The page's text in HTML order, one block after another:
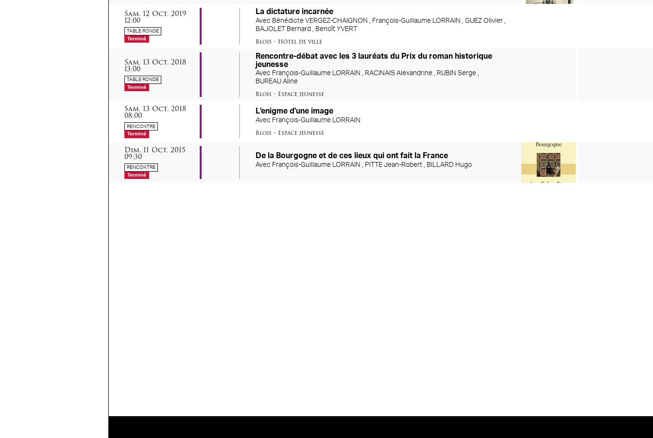
samedi
Sam. 12 octobre
Oct. 2019
12:00
TABLE RONDE
Terminé
La dictature incarnée
Avec Bénédicte VERGEZ-CHAIGNON , François-Guillaume LORRAIN ,GUEZ Olivier ,
BAJOLET Bernard ,
Benoît YVERT
Blois • Hôtel de ville
samedi
Sam. 13 octobre
Oct. 2018
13:00
TABLE RONDE
Terminé
Rencontre-débat avec les 3 lauréats du Prix du roman historique
jeunesse
Avec François-Guillaume LORRAIN , RACINAIS Alexandrine , RUBIN Serge ,
BUREAU Aline
Blois • Espace jeunesse
samedi
Sam. 13 octobre
Oct. 2018
08:00
RENCONTRE
Terminé
L'enigme d'une image
Avec François-Guillaume LORRAIN
Blois • Espace jeunesse
dimanche
Dim. 11 octobre
Oct. 2015
09:30
RENCONTRE
Terminé
De la Bourgogne et de ces lieux qui ont fait la France
Avec François-Guillaume LORRAIN , PITTE Jean-Robert , BILLARD Hugo